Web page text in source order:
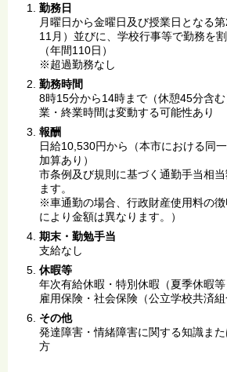
勤務日
月曜日から金曜日及び授業日となる
11月）並びに、学校行事等で勤務を
（年間110日）
※超過勤務なし
勤務時間
8時15分から14時まで（休憩45分含
業・終業時間は変動する可能性あり
報酬
日給10,530円から（本市における同
加算あり）
市条例及び規則に基づく通勤手当相
ます。
※車通勤の場合、行政財産使用料の
により金額は異なります。）
期末・勤勉手当
支給なし
休暇等
年次有給休暇・特別休暇（夏季休暇等
雇用保険・社会保険（公立学校共済
その他
発達障害・情緒障害に関する知識ま
方